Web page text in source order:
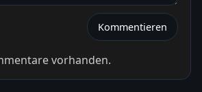
Kommentieren
vorhanden.